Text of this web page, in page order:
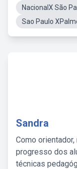
NacionalX São
Sao Paulo
Sandra
Como
progresso dos
técnicas